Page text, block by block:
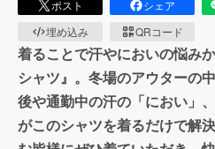
ポスト シェア
埋め込み
QRコード
着ることで汗やにおいの悩み
シャツ』。冬場のアウターの
後や通勤中の汗の「におい」
がこのシャツを着るだけで解